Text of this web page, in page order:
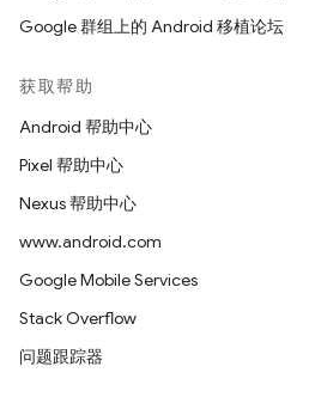
Google 群组上的 Android 移植论坛
获取帮助
Android 帮助中心
Pixel 帮助中心
Nexus 帮助中心
www.android.com
Google Mobile Services
Stack Overflow
问题跟踪器